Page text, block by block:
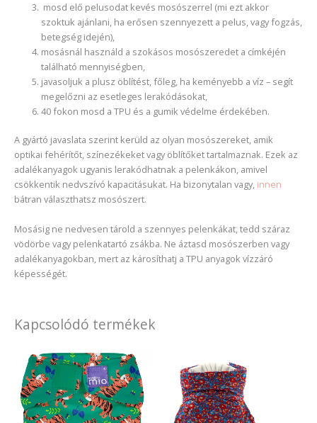
mosd elő pelusodat kevés mosószerrel (mi ezt akkor
szoktuk ajánlani, ha erősen szennyezett a pelus, vagy fogzás,
betegség idején),
mosásnál használd a szokásos mosószeredet a címkéjén
található mennyiségben,
javasoljuk a plusz öblítést, főleg, ha keményebb a víz – segít
megelőzni az esetleges lerakódásokat,
40 fokon mosd a TPU és a gumik védelme érdekében.
A gyártó javaslata szerint kerüld az olyan mosószereket, amik
optikai fehérítőt, színezékeket vagy öblítőket tartalmaznak. Ezek az
adalékanyagok ugyanis lerakódhatnak a pelenkákon, amivel
csökkentik nedvszívó kapacitásukat. Ha bizonytalan vagy, innen
bátran választhatsz mosószert.
Mosásig ne nedvesen tárold a szennyes pelenkákat, tedd száraz
vödörbe vagy pelenkatartó zsákba. Ne áztasd mosószerben vagy
adalékanyagokban, mert az károsíthatj a TPU anyagok vízzáró
képességét.
Kapcsolódó termékek